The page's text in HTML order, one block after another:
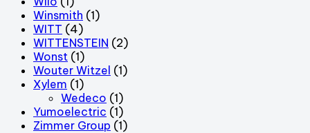
Winsmith (1)
WITT (4)
WITTENSTEIN (2)
Wonst (1)
Wouter Witzel (1)
Xylem (1)
Wedeco (1)
Yumoelectric (1)
Zimmer Group (1)